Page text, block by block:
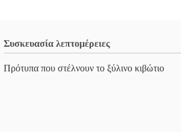
Συσκευασία λεπτομέρειες
Πρότυπα που στέλνουν το ξύλινο κιβώτιο